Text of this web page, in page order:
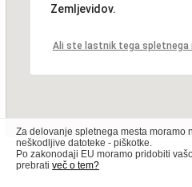
Zemljevidov.
Ali ste lastnik tega spletnega
Za delovanje spletnega mesta moramo
neškodljive datoteke - piškotke.
Po zakonodaji EU moramo pridobiti
prebrati več o tem?